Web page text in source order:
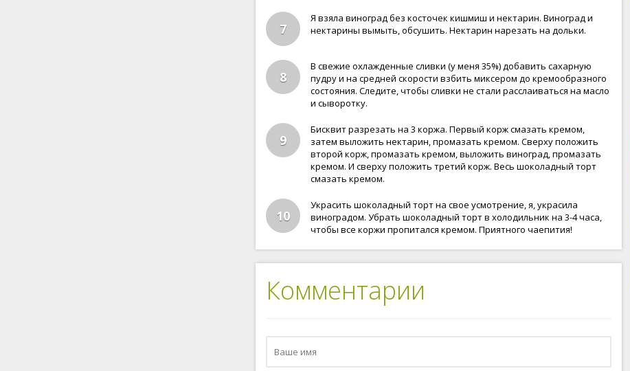
7
Я взяла виноград без косточек кишмиш и нектарин. Виноград и
нектарины вымыть, обсушить. Нектарин нарезать на дольки.
8
В свежие охлажденные сливки (у меня 35%) добавить сахарную
пудру и на средней скорости взбить миксером до кремообразного
состояния. Следите, чтобы сливки не стали расслаиваться на масло
и сыворотку.
9
Бисквит разрезать на 3 коржа. Первый корж смазать кремом,
затем выложить нектарин, промазать кремом. Сверху положить
второй корж, промазать кремом, выложить виноград, промазать
кремом. И сверху положить третий корж. Весь шоколадный торт
смазать кремом.
10
Украсить шоколадный торт на свое усмотрение, я, украсила
виноградом. Убрать шоколадный торт в холодильник на 3-4 часа,
чтобы все коржи пропитался кремом. Приятного чаепития!
Комментарии